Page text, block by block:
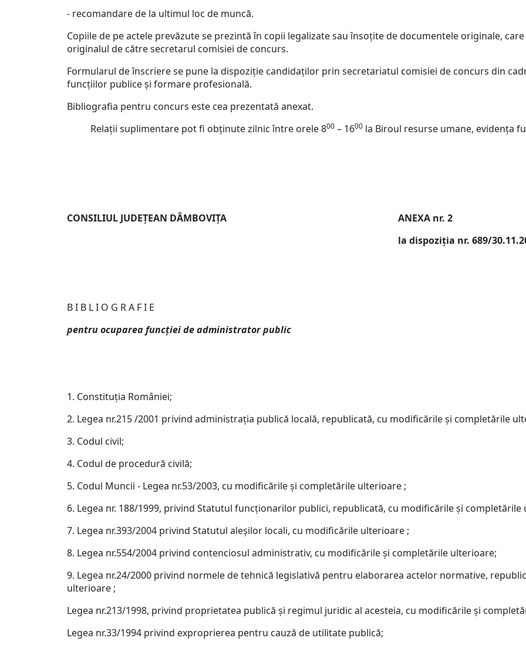
- recomandare de la ultimul loc de muncă.
Copiile de pe actele prevăzute se prezintă în copii legalizate sau însoţite de documentele originale,
originalul de către secretarul comisiei de concurs.
Formularul de înscriere se pune la dispoziţie candidaţilor prin secretariatul comisiei de concurs din
funcţiilor publice şi formare profesională.
Bibliografia pentru concurs este cea prezentată anexat.
Relaţii suplimentare pot fi obţinute zilnic între orele 800 – 1600 la Biroul resurse umane, evidenţa
CONSILIUL JUDEŢEAN DÂMBOVIŢA ANEXA nr. 2
la dispoziţia nr. 689/
B I B L I O G R A F I E
pentru ocuparea funcţiei de administrator public
1. Constituţia României;
2. Legea nr.215 /2001 privind administraţia publică locală, republicată, cu modificările şi completările
3. Codul civil;
4. Codul de procedură civilă;
5. Codul Muncii - Legea nr.53/2003, cu modificările şi completările ulterioare ;
6. Legea nr. 188/1999, privind Statutul funcţionarilor publici, republicată, cu modificările şi completările
7. Legea nr.393/2004 privind Statutul aleşilor locali, cu modificările ulterioare ;
8. Legea nr.554/2004 privind contenciosul administrativ, cu modificările şi completările ulterioare;
9. Legea nr.24/2000 privind normele de tehnică legislativă pentru elaborarea actelor normative,
ulterioare ;
Legea nr.213/1998, privind proprietatea publică şi regimul juridic al acesteia, cu modificările şi
Legea nr.33/1994 privind exproprierea pentru cauză de utilitate publică;